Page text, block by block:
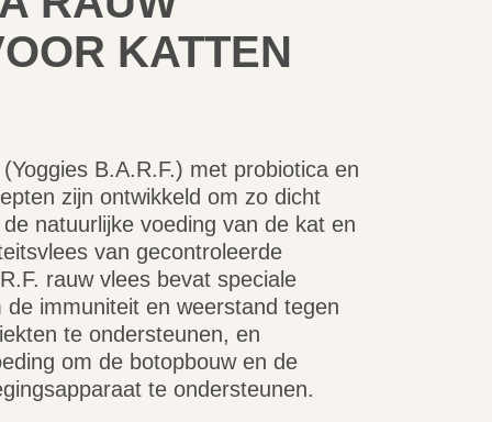
KATTEN
B.A.R.F.) met probiotica en
zijn ontwikkeld om zo dicht
natuurlijke voeding van de kat en
van gecontroleerde
rauw vlees bevat speciale
immuniteit en weerstand tegen
te ondersteunen, en
om de botopbouw en de
te ondersteunen.